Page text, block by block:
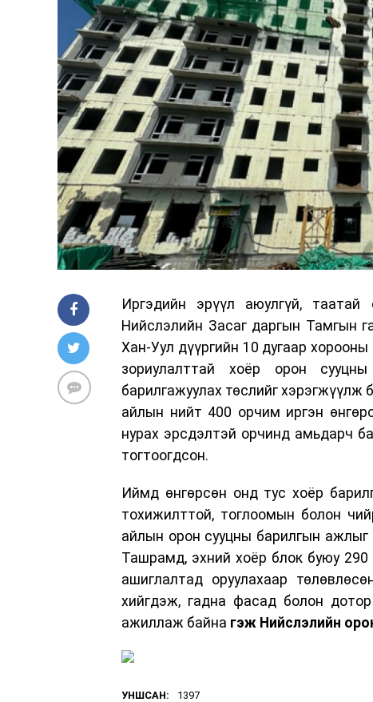
Иргэдийн эрүүл аюулгүй, таатай
Нийслэлийн Засаг даргын Тамгын
Хан-Уул дүүргийн 10 дугаар
зориулалттай хоёр орон
барилгажуулах төслийг хэрэгжүүлж
айлын нийт 400 орчим иргэн
нурах эрсдэлтэй орчинд амьдарч
тогтоогдсон.
Иймд өнгөрсөн онд тус хоёр
тохижилттой, тоглоомын болон
айлын орон сууцны барилгын ажлыг
Ташрамд, эхний хоёр блок буюу
ашиглалтад оруулахаар
хийгдэж, гадна фасад болон
ажиллаж байна гэж Нийслэлийн
УНШСАН: 1397